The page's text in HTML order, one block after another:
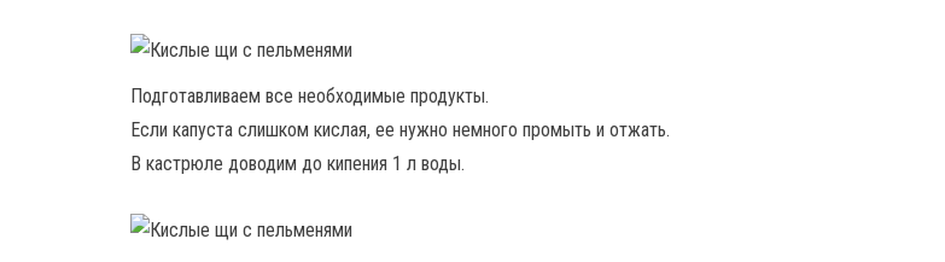
Подготавливаем все необходимые продукты.
Если капуста слишком кислая, ее нужно немного промыть и отжать.
В кастрюле доводим до кипения 1 л воды.